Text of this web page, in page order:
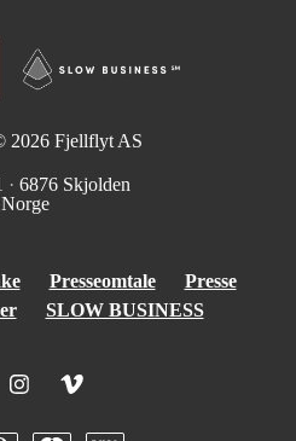
2026 Fjellflyt AS
· 6876 Skjolden
Norge
Presseomtale
Presse
SLOW BUSINESS